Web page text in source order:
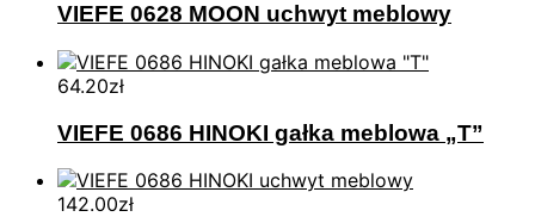
VIEFE 0628 MOON uchwyt meblowy
64.20zł
VIEFE 0686 HINOKI gałka meblowa „T”
142.00zł